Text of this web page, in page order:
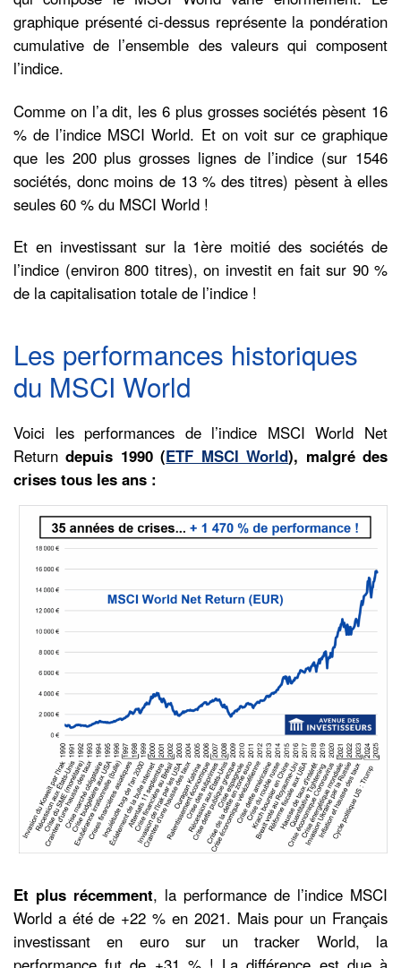
graphique présenté ci-dessus représente la pondération
cumulative de l’ensemble des valeurs qui composent
l’indice.
Comme on l’a dit, les 6 plus grosses sociétés pèsent 16
% de l’indice MSCI World. Et on voit sur ce graphique
que les 200 plus grosses lignes de l’indice (sur 1546
sociétés, donc moins de 13 % des titres) pèsent à elles
seules 60 % du MSCI World !
Et en investissant sur la 1ère moitié des sociétés de
l’indice (environ 800 titres), on investit en fait sur 90 %
de la capitalisation totale de l’indice !
Les performances historiques
du MSCI World
Voici les performances de l’indice MSCI World Net
Return depuis 1990 (ETF MSCI World), malgré des
crises tous les ans :
Et plus récemment, la performance de l’indice MSCI
World a été de +22 % en 2021. Mais pour un Français
investissant en euro sur un tracker World, la